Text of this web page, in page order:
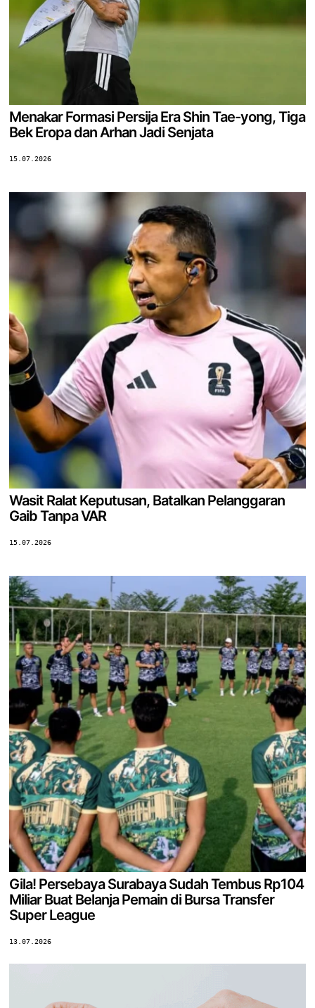
Menakar Formasi Persija Era Shin Tae-yong, Tiga
Bek Eropa dan Arhan Jadi Senjata
15.07.2026
Wasit Ralat Keputusan, Batalkan Pelanggaran
Gaib Tanpa VAR
15.07.2026
Gila! Persebaya Surabaya Sudah Tembus Rp104
Miliar Buat Belanja Pemain di Bursa Transfer
Super League
13.07.2026